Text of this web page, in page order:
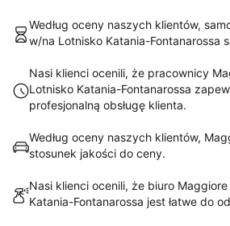
Według oceny naszych klientów,
w/na Lotnisko Katania-Fontanarossa
Nasi klienci ocenili, że pracownicy
Lotnisko Katania-Fontanarossa
profesjonalną obsługę klienta.
Według oceny naszych klientów,
stosunek jakości do ceny.
Nasi klienci ocenili, że biuro
Katania-Fontanarossa jest łatwe do